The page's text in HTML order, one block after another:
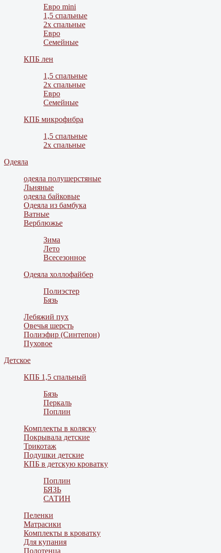
Евро mini
1,5 спальные
2х спальные
Евро
Семейные
КПБ лен
1,5 спальные
2х спальные
Евро
Семейные
КПБ микрофибра
1,5 спальные
2х спальные
Одеяла
одеяла полушерстяные
Льняные
одеяла байковые
Одеяла из бамбука
Ватные
Верблюжье
Зима
Лето
Всесезонное
Одеяла холлофайбер
Полиэстер
Бязь
Лебяжий пух
Овечья шерсть
Полиэфир (Синтепон)
Пуховое
Детское
КПБ 1,5 спальный
Бязь
Перкаль
Поплин
Комплекты в коляску
Покрывала детские
Трикотаж
Подушки детские
КПБ в детскую кроватку
Поплин
БЯЗЬ
САТИН
Пеленки
Матрасики
Комплекты в кроватку
Для купания
Полотенца